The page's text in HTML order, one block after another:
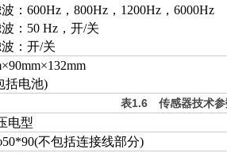
：600Hz，800Hz，1200Hz，6000Hz
：50 Hz，开/关
：开/关
括电池)
表1.6传感器技术参
电型
不包括连接线部分)